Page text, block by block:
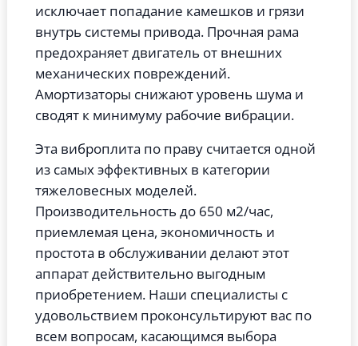
исключает попадание камешков и грязи
внутрь системы привода. Прочная рама
предохраняет двигатель от внешних
механических повреждений.
Амортизаторы снижают уровень шума и
сводят к минимуму рабочие вибрации.
Эта виброплита по праву считается одной
из самых эффективных в категории
тяжеловесных моделей.
Производительность до 650 м2/час,
приемлемая цена, экономичность и
простота в обслуживании делают этот
аппарат действительно выгодным
приобретением. Наши специалисты с
удовольствием проконсультируют вас по
всем вопросам, касающимся выбора